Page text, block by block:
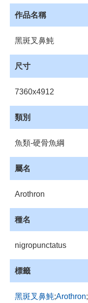
購
車
載
資
理
藏
登
作品名稱
黑斑叉鼻魨
尺寸
7360x4912
類別
魚類-硬骨魚綱
屬名
Arothron
種名
nigropunctatus
標籤
黑斑叉鼻魨;Arothron;